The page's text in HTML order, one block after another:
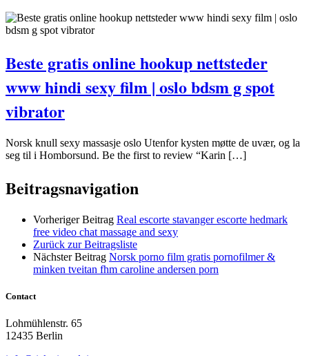
Beste gratis online hookup nettsteder
www hindi sexy film | oslo bdsm g spot
vibrator
Norsk knull sexy massasje oslo Utenfor kysten møtte de uvær, og la
seg til i Homborsund. Be the first to review “Karin […]
Beitragsnavigation
Vorheriger Beitrag Real escorte stavanger escorte hedmark
free video chat massage and sexy
Zurück zur Beitragsliste
Nächster Beitrag Norsk porno film gratis pornofilmer &
minken tveitan fhm caroline andersen porn
Contact
Lohmühlenstr. 65
12435 Berlin